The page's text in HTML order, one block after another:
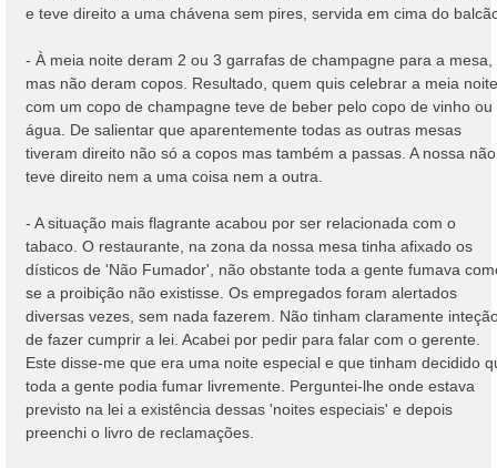
e teve direito a uma chávena sem pires, servida em cima do
- À meia noite deram 2 ou 3 garrafas de champagne para a mesa,
mas não deram copos. Resultado, quem quis celebrar a meia noite
com um copo de champagne teve de beber pelo copo de vinho ou
água. De salientar que aparentemente todas as outras mesas
tiveram direito não só a copos mas também a passas. A nossa não
teve direito nem a uma coisa nem a outra.
- A situação mais flagrante acabou por ser relacionada com o
tabaco. O restaurante, na zona da nossa mesa tinha afixado os
dísticos de 'Não Fumador', não obstante toda a gente fumava
se a proibição não existisse. Os empregados foram alertados
diversas vezes, sem nada fazerem. Não tinham claramente
de fazer cumprir a lei. Acabei por pedir para falar com o gerente.
Este disse-me que era uma noite especial e que tinham decidido
toda a gente podia fumar livremente. Perguntei-lhe onde estava
previsto na lei a existência dessas 'noites especiais' e depois
preenchi o livro de reclamações.